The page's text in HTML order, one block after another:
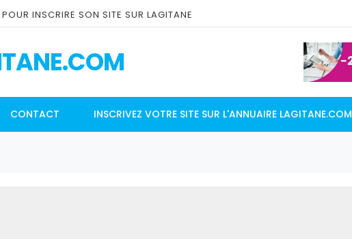
INSCRIRE SON SITE SUR LAGITANE
CONTACT INSCRIVEZ VOTRE SITE SUR L'ANNUAIRE LAGITANE.COM